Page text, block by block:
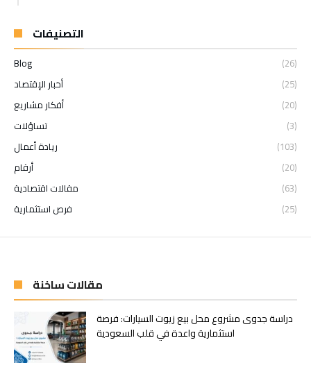
التصنيفات
Blog
(26)
أخبار الإقتصاد
(25)
أفكار مشاريع
(20)
تساؤلات
(3)
ريادة أعمال
(103)
أرقام
(20)
مقالات اقتصادية
(63)
فرص استثمارية
(25)
مقالات ساخنة
دراسة جدوى مشروع محل بيع زيوت السيارات: فرصة
استثمارية واعدة في قلب السعودية